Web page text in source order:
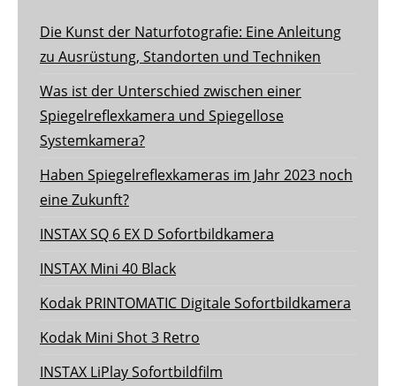
Die Kunst der Naturfotografie: Eine Anleitung
zu Ausrüstung, Standorten und Techniken
Was ist der Unterschied zwischen einer
Spiegelreflexkamera und Spiegellose
Systemkamera?
Haben Spiegelreflexkameras im Jahr 2023 noch
eine Zukunft?
INSTAX SQ 6 EX D Sofortbildkamera
INSTAX Mini 40 Black
Kodak PRINTOMATIC Digitale Sofortbildkamera
Kodak Mini Shot 3 Retro
INSTAX LiPlay Sofortbildfilm